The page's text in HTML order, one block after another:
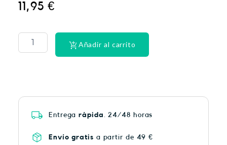
11,95€
ULTRA
HEAT
PLUS
Añadir al carrito
Entregarápida . 24/48 horas
Envío gratis a partir de 49 €